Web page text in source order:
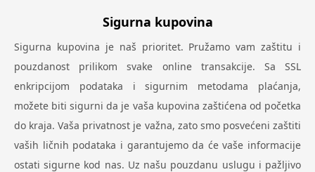
Sigurna kupovina
Sigurna kupovina je naš prioritet. Pružamo vam zaštitu i
pouzdanost prilikom svake online transakcije. Sa SSL
enkripcijom podataka i sigurnim metodama plaćanja,
možete biti sigurni da je vaša kupovina zaštićena od početka
do kraja. Vaša privatnost je važna, zato smo posvećeni zaštiti
vaših ličnih podataka i garantujemo da će vaše informacije
ostati sigurne kod nas. Uz našu pouzdanu uslugu i pažljivo